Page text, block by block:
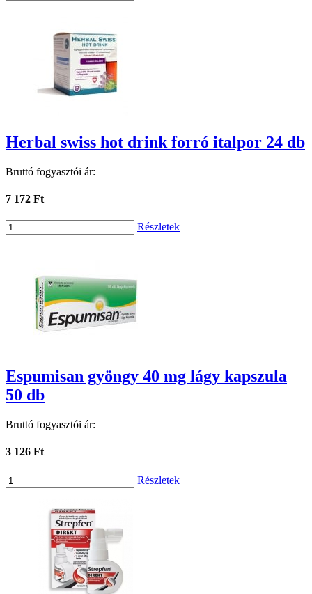
Herbal swiss hot drink forró italpor 24 db
Bruttó fogyasztói ár:
7 172 Ft
Részletek
Espumisan gyöngy 40 mg lágy kapszula
50 db
Bruttó fogyasztói ár:
3 126 Ft
Részletek